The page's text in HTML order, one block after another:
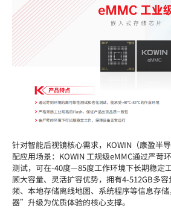
针对智能后视镜核心需求， KOWIN（康盈半
配应用场景： KOWIN 工规级eMMC通过严苛
测试，可在-40度—85度工作环境下长期稳定工
顾大容量、灵活扩容优势， 拥有4-512GB多
频、 本地存储离线地图、系统程序等信息存储
器”升级为优质体验的核心支撑。